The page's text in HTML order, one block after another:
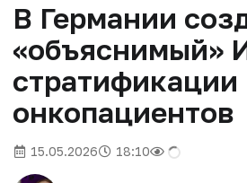
В Германии
«объяснимый»
стратификации
онкопациентов
15.05.2026 18:10